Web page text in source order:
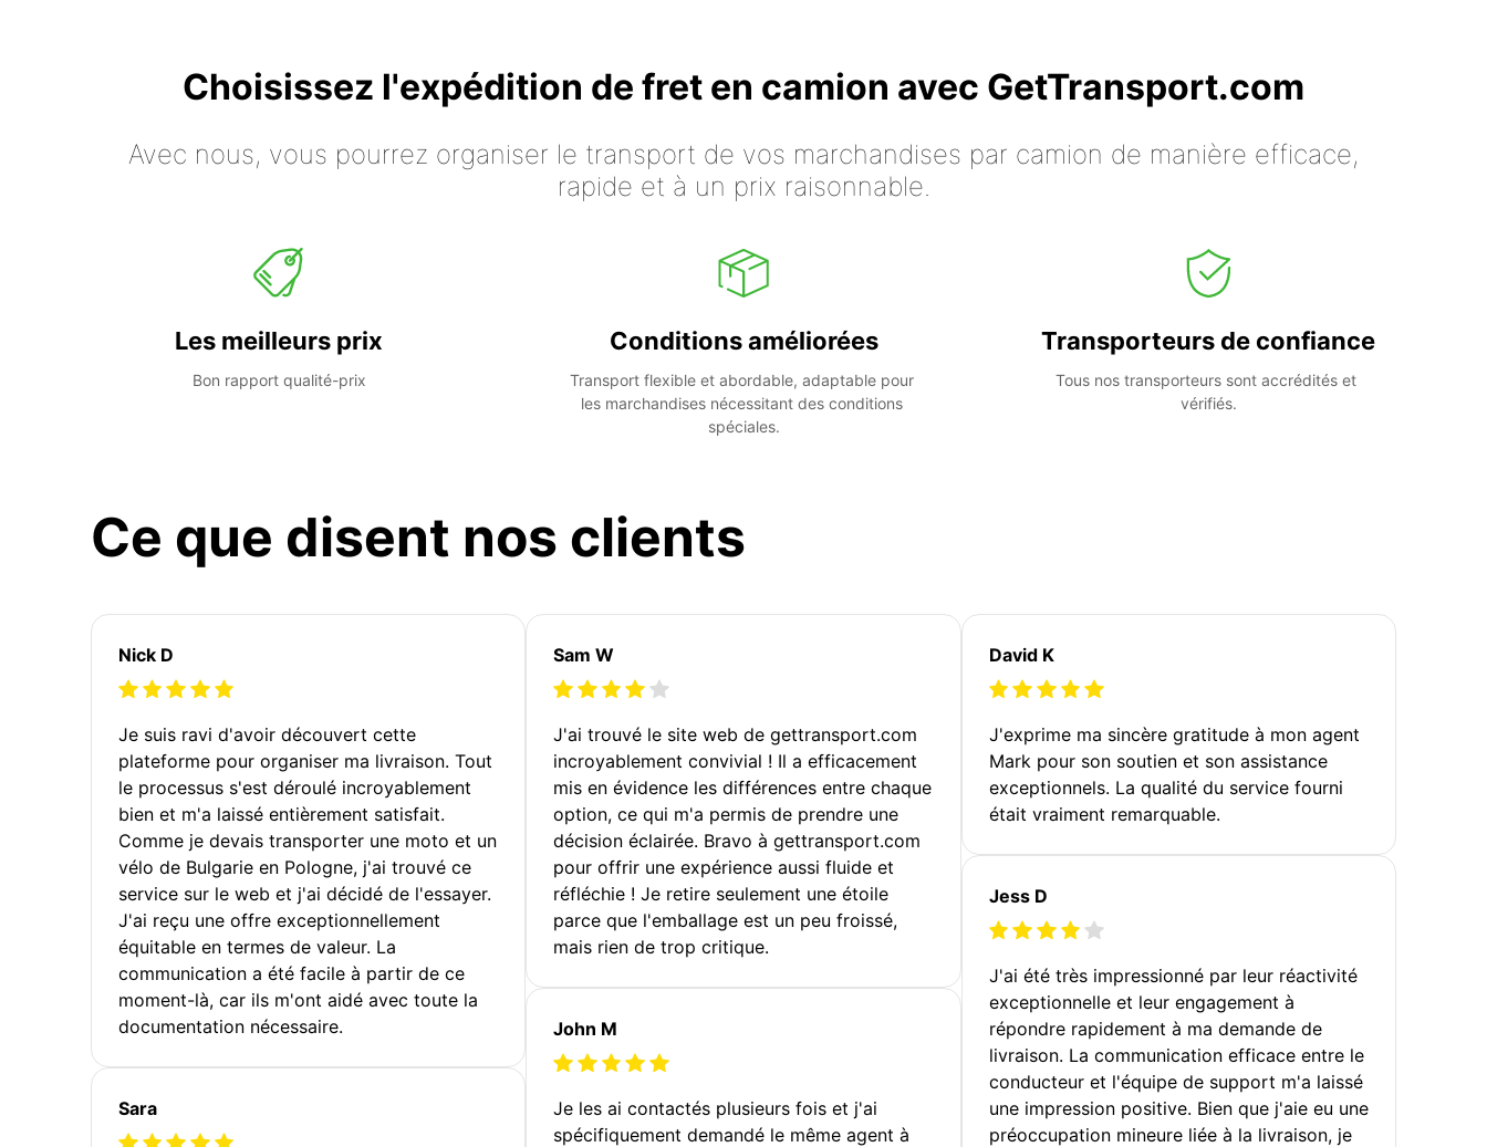
Choisissez l'expédition de fret en camion avec GetTransport.com
Avec nous, vous pourrez organiser le transport de vos marchandises par camion de manière efficace,
rapide et à un prix raisonnable.
Les meilleurs prix
Bon rapport qualité-prix
Conditions améliorées
Transport flexible et abordable, adaptable pour
les marchandises nécessitant des conditions
spéciales.
Transporteurs de confiance
Tous nos transporteurs sont accrédités et
vérifiés.
Ce que disent nos clients
Nick D
Je suis ravi d'avoir découvert cette
plateforme pour organiser ma livraison. Tout
le processus s'est déroulé incroyablement
bien et m'a laissé entièrement satisfait.
Comme je devais transporter une moto et un
vélo de Bulgarie en Pologne, j'ai trouvé ce
service sur le web et j'ai décidé de l'essayer.
J'ai reçu une offre exceptionnellement
équitable en termes de valeur. La
communication a été facile à partir de ce
moment-là, car ils m'ont aidé avec toute la
documentation nécessaire.
Sara
Sam W
J'ai trouvé le site web de gettransport.com
incroyablement convivial ! Il a efficacement
mis en évidence les différences entre chaque
option, ce qui m'a permis de prendre une
décision éclairée. Bravo à gettransport.com
pour offrir une expérience aussi fluide et
réfléchie ! Je retire seulement une étoile
parce que l'emballage est un peu froissé,
mais rien de trop critique.
John M
Je les ai contactés plusieurs fois et j'ai
spécifiquement demandé le même agent à
David K
J'exprime ma sincère gratitude à mon agent
Mark pour son soutien et son assistance
exceptionnels. La qualité du service fourni
était vraiment remarquable.
Jess D
J'ai été très impressionné par leur réactivité
exceptionnelle et leur engagement à
répondre rapidement à ma demande de
livraison. La communication efficace entre le
conducteur et l'équipe de support m'a laissé
une impression positive. Bien que j'aie eu une
préoccupation mineure liée à la livraison, je